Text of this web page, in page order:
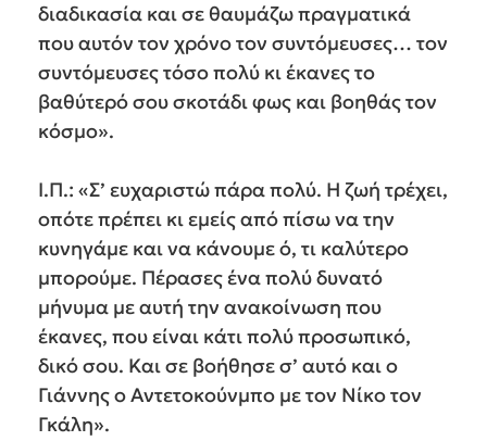
διαδικασία και σε θαυμάζω πραγματικά
που αυτόν τον χρόνο τον συντόμευσες… τον
συντόμευσες τόσο πολύ κι έκανες το
βαθύτερό σου σκοτάδι φως και βοηθάς τον
κόσμο».
Ι.Π.: «Σ’ ευχαριστώ πάρα πολύ. Η ζωή τρέχει,
οπότε πρέπει κι εμείς από πίσω να την
κυνηγάμε και να κάνουμε ό, τι καλύτερο
μπορούμε. Πέρασες ένα πολύ δυνατό
μήνυμα με αυτή την ανακοίνωση που
έκανες, που είναι κάτι πολύ προσωπικό,
δικό σου. Και σε βοήθησε σ’ αυτό και ο
Γιάννης ο Αντετοκούνμπο με τον Νίκο τον
Γκάλη».